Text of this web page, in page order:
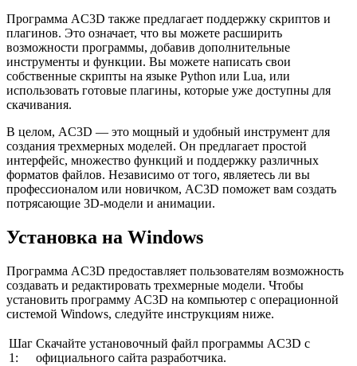
Программа AC3D также предлагает поддержку скриптов и
плагинов. Это означает, что вы можете расширить
возможности программы, добавив дополнительные
инструменты и функции. Вы можете написать свои
собственные скрипты на языке Python или Lua, или
использовать готовые плагины, которые уже доступны для
скачивания.
В целом, AC3D — это мощный и удобный инструмент для
создания трехмерных моделей. Он предлагает простой
интерфейс, множество функций и поддержку различных
форматов файлов. Независимо от того, являетесь ли вы
профессионалом или новичком, AC3D поможет вам создать
потрясающие 3D-модели и анимации.
Установка на Windows
Программа AC3D предоставляет пользователям возможность
создавать и редактировать трехмерные модели. Чтобы
установить программу AC3D на компьютер с операционной
системой Windows, следуйте инструкциям ниже.
Шаг
1:
Скачайте установочный файл программы AC3D с
официального сайта разработчика.